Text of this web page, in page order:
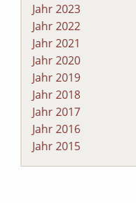
Jahr 2023
Jahr 2022
Jahr 2021
Jahr 2020
Jahr 2019
Jahr 2018
Jahr 2017
Jahr 2016
Jahr 2015